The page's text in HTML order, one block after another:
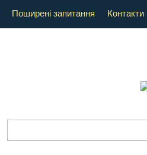
Поширені запитання Контакти